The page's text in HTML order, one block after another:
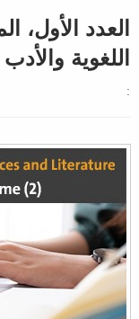
العدد الأول،
اللغوية والأدب
: